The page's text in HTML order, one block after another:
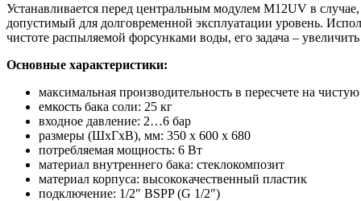
Устанавливается перед центральным модулем M12UV в
допустимый для долговременной эксплуатации уровень.
чистоте распыляемой форсунками воды, его задача –
Основные характеристики:
максимальная производительность в пересчете на
емкость бака соли: 25 кг
входное давление: 2…6 бар
размеры (ШхГхВ), мм: 350 х 600 х 680
потребляемая мощность: 6 Вт
материал внутреннего бака: стеклокомпозит
материал корпуса: высококачественный пластик
подключение: 1/2″ BSPP (G 1/2″)